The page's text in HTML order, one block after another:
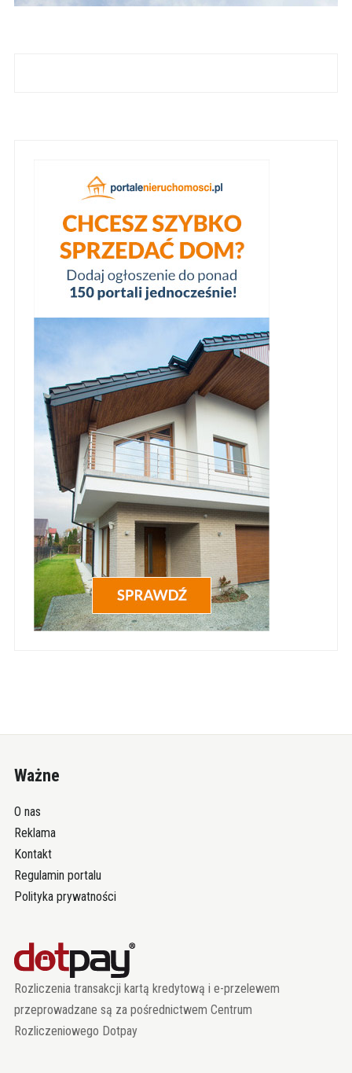
Ważne
O nas
Reklama
Kontakt
Regulamin portalu
Polityka prywatności
Rozliczenia transakcji kartą kredytową i e-przelewem
przeprowadzane są za pośrednictwem Centrum
Rozliczeniowego Dotpay